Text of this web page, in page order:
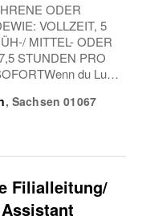
ODER
VOLLZEIT, 5
MITTEL- ODER
STUNDEN PRO
du Lust
dann bist du bei
, Sachsen 01067
Filialleitung/